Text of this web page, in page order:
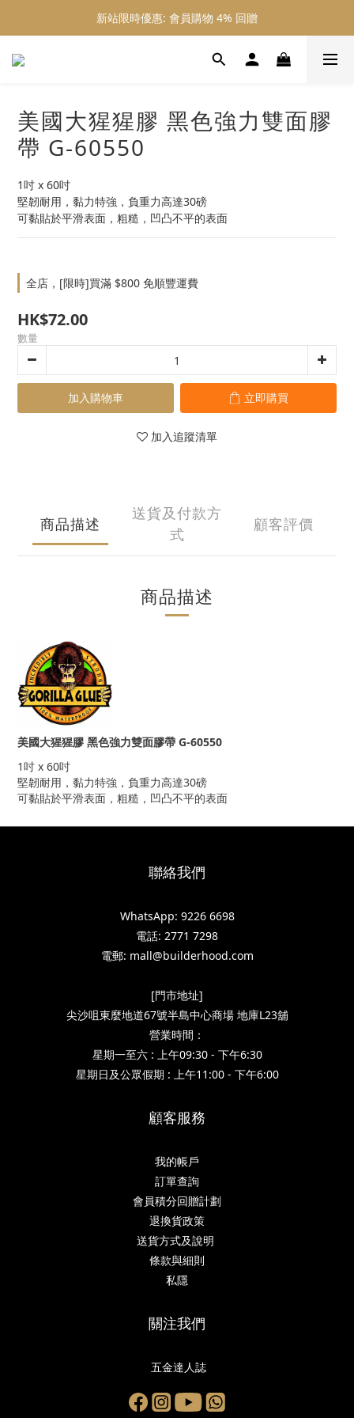
新站限時優惠: 會員購物 4% 回贈
新站限時優惠: 會員購物 4% 回贈
新站限時優惠: 滿 $800 順豐免運費
美國大猩猩膠 黑色強力雙面膠
帶 G-60550
1吋 x 60吋
堅韌耐用，黏力特強，負重力高達30磅
可黏貼於平滑表面，粗糙，凹凸不平的表面
全店，[限時]買滿 $800 免順豐運費
HK$72.00
數量
加入購物車 立即購買
加入追蹤清單
商品描述
送貨及付款方
式
顧客評價
商品描述
美國大猩猩膠 黑色強力雙面膠帶 G-60550
1吋 x 60吋
堅韌耐用，黏力特強，負重力高達30磅
可黏貼於平滑表面，粗糙，凹凸不平的表面
聯絡我們
WhatsApp: 9226 6698
電話: 2771 7298
電郵: mall@builderhood.com
[門市地址]
尖沙咀東麼地道67號半島中心商場 地庫L23舖
營業時間：
星期一至六 : 上午09:30 - 下午6:30
星期日及公眾假期 : 上午11:00 - 下午6:00
顧客服務
我的帳戶
訂單查詢
會員積分回贈計劃
退換貨政策
送貨方式及說明
條款與細則
私隱
關注我們
五金達人誌